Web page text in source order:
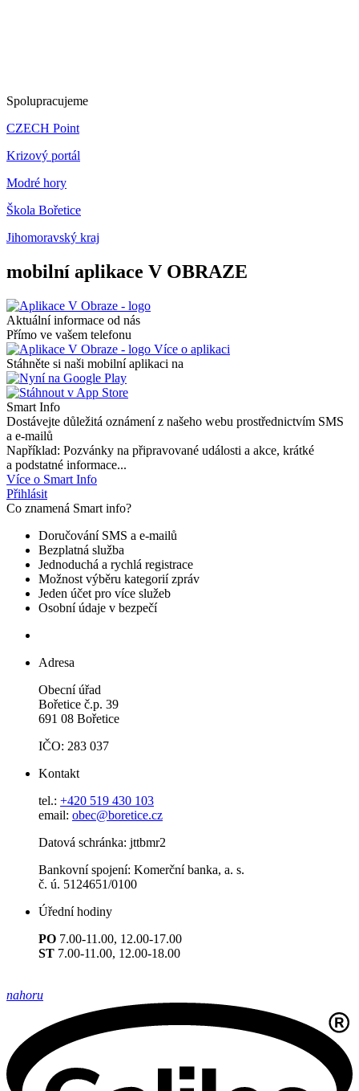
Spolupracujeme
CZECH Point
Krizový portál
Modré hory
Škola Bořetice
Jihomoravský kraj
mobilní aplikace V OBRAZE
Aktuální informace od nás
Přímo ve vašem telefonu
Více o aplikaci
Stáhněte si naši mobilní aplikaci na
Smart Info
Dostávejte důležitá oznámení z našeho webu prostřednictvím SMS
a e-mailů
Například: Pozvánky na připravované události a akce, krátké
a podstatné informace...
Více o Smart Info
Přihlásit
Co znamená Smart info?
Doručování SMS a e-mailů
Bezplatná služba
Jednoduchá a rychlá registrace
Možnost výběru kategorií zpráv
Jeden účet pro více služeb
Osobní údaje v bezpečí
Adresa
Obecní úřad
Bořetice č.p. 39
691 08 Bořetice
IČO: 283 037
Kontakt
tel.: +420 519 430 103
email: obec@boretice.cz
Datová schránka: jttbmr2
Bankovní spojení: Komerční banka, a. s.
č. ú. 5124651/0100
Úřední hodiny
PO 7.00-11.00, 12.00-17.00
ST 7.00-11.00, 12.00-18.00
nahoru